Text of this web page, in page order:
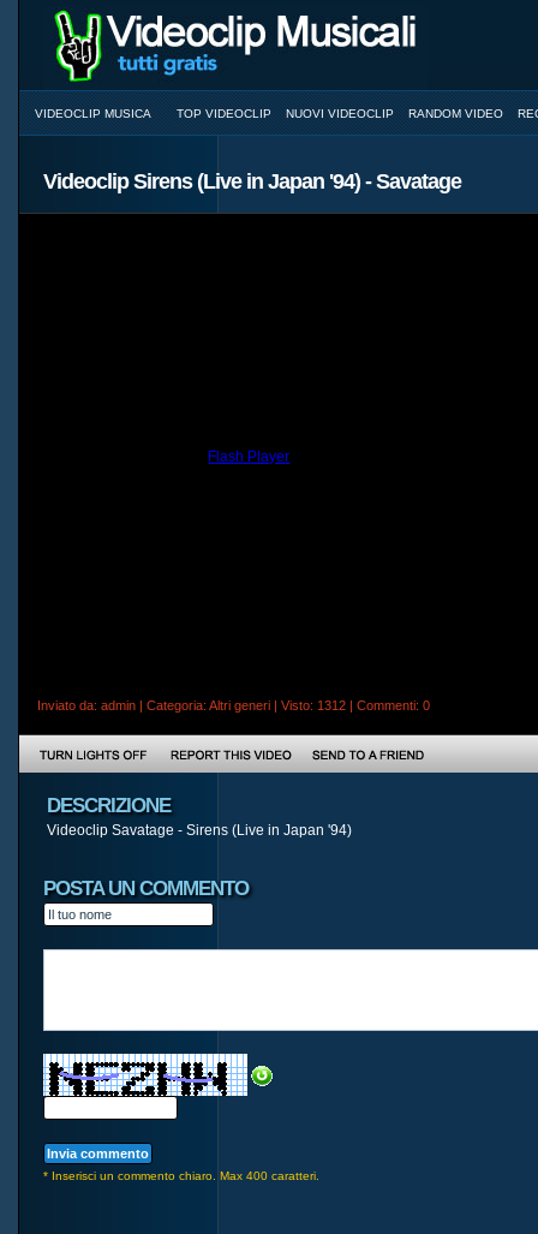
VIDEOCLIP MUSICA TOP VIDEOCLIP NUOVI VIDEOCLIP RANDOM VIDEO
Videoclip Sirens (Live in Japan '94) - Savatage
Flash Player
Inviato da: admin | Categoria: Altri generi | Visto: 1312 | Commenti: 0
DESCRIZIONE
Videoclip Savatage - Sirens (Live in Japan '94)
POSTA UN COMMENTO
* Inserisci un commento chiaro. Max 400 caratteri.